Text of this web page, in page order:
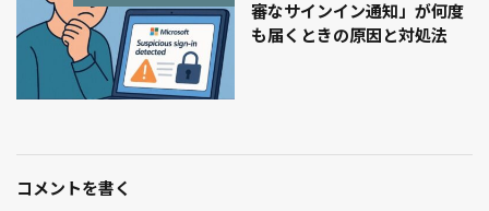
審なサインイン通知」が何度
も届くときの原因と対処法
コメントを書く